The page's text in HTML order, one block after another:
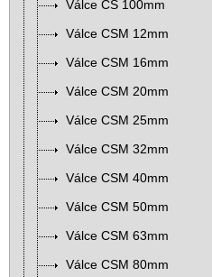
Válce CS 100mm
Válce CSM 12mm
Válce CSM 16mm
Válce CSM 20mm
Válce CSM 25mm
Válce CSM 32mm
Válce CSM 40mm
Válce CSM 50mm
Válce CSM 63mm
Válce CSM 80mm